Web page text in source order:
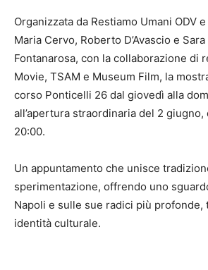
Organizzata da Restiamo Umani ODV
Maria Cervo, Roberto D’Avascio e
Fontanarosa, con la collaborazione di
Movie, TSAM e Museum Film, la
corso Ponticelli 26 dal giovedì alla
all’apertura straordinaria del 2 giugno,
20:00.
Un appuntamento che unisce
sperimentazione, offrendo uno
Napoli e sulle sue radici più profonde,
identità culturale.